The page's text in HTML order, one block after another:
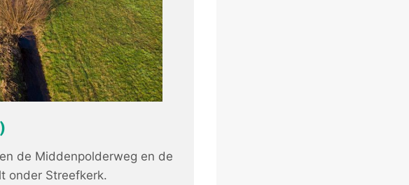
de Middenpolderweg en de
onder Streefkerk.